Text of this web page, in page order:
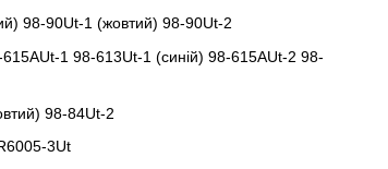
98-90Ut-1 (жовтий) 98-90Ut-2
1 98-613Ut-1 (синій) 98-615AUt-2 98-
98-84Ut-2
3Ut